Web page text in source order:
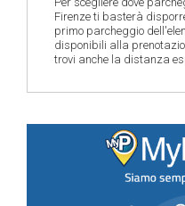
Firenze ti basterà
primo parcheggio
disponibili alla
trovi anche la distanza